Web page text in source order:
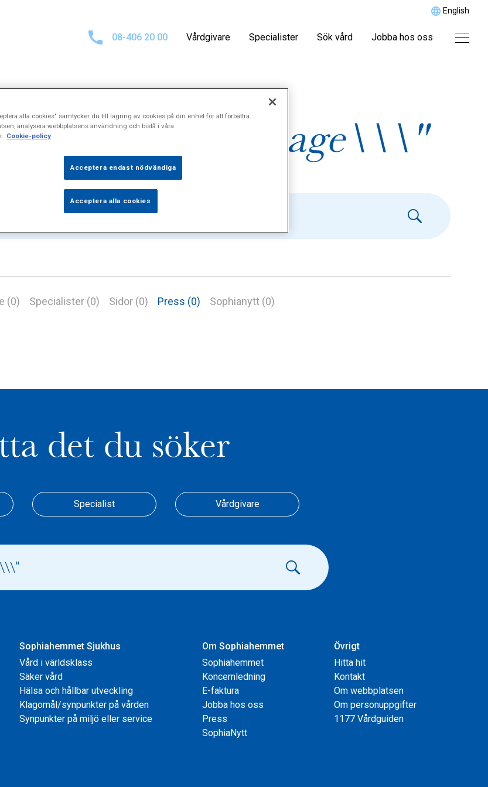
English
08-406 20 00 Vårdgivare Specialister Sök vård Jobba hos oss
\\\"Mikromassage\\\"
(0) Specialister (0) Sidor (0) Press (0) Sophianytt (0)
det du söker
Specialist Vårdgivare
Sophiahemmet Sjukhus
Vård i världsklass
Säker vård
Hälsa och hållbar utveckling
Klagomål/synpunkter på vården
Synpunkter på miljö eller service
Om Sophiahemmet
Sophiahemmet
Koncernledning
E-faktura
Jobba hos oss
Press
SophiaNytt
Övrigt
Hitta hit
Kontakt
Om webbplatsen
Om personuppgifter
1177 Vårdguiden
alla cookies" samtycker du till lagring av cookies på din enhet för att förbättra
analysera webbplatsens användning och bistå i våra
Cookie-policy
Acceptera endast nödvändiga
Acceptera alla cookies